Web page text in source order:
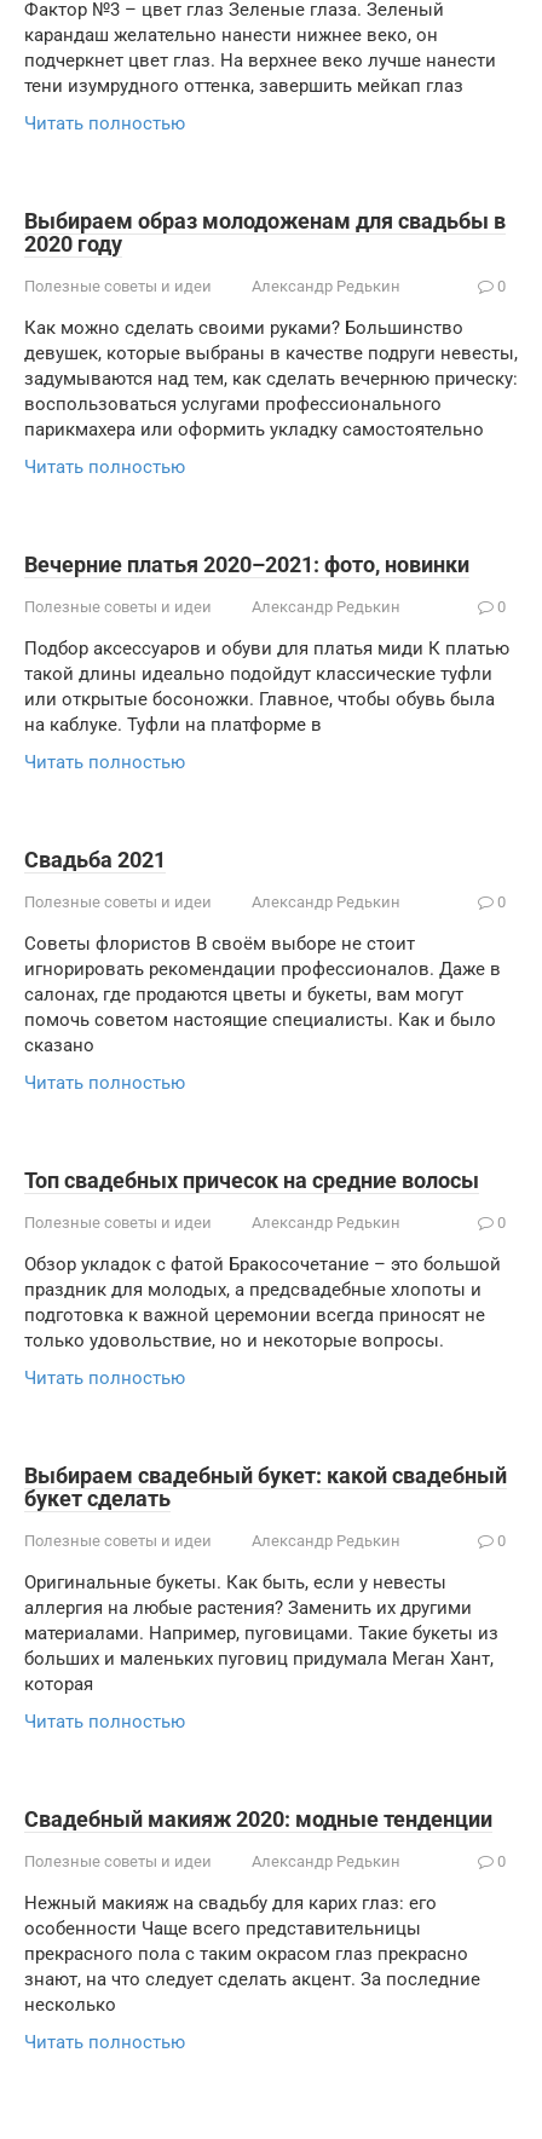
Фактор №3 – цвет глаз Зеленые глаза. Зеленый
карандаш желательно нанести нижнее веко, он
подчеркнет цвет глаз. На верхнее веко лучше нанести
тени изумрудного оттенка, завершить мейкап глаз
Читать полностью
Выбираем образ молодоженам для свадьбы в
2020 году
Полезные советы и идеи Александр Редькин 0
Как можно сделать своими руками? Большинство
девушек, которые выбраны в качестве подруги невесты,
задумываются над тем, как сделать вечернюю прическу:
воспользоваться услугами профессионального
парикмахера или оформить укладку самостоятельно
Читать полностью
Вечерние платья 2020–2021: фото, новинки
Полезные советы и идеи Александр Редькин 0
Подбор аксессуаров и обуви для платья миди К платью
такой длины идеально подойдут классические туфли
или открытые босоножки. Главное, чтобы обувь была
на каблуке. Туфли на платформе в
Читать полностью
Свадьба 2021
Полезные советы и идеи Александр Редькин 0
Советы флористов В своём выборе не стоит
игнорировать рекомендации профессионалов. Даже в
салонах, где продаются цветы и букеты, вам могут
помочь советом настоящие специалисты. Как и было
сказано
Читать полностью
Топ свадебных причесок на средние волосы
Полезные советы и идеи Александр Редькин 0
Обзор укладок с фатой Бракосочетание – это большой
праздник для молодых, а предсвадебные хлопоты и
подготовка к важной церемонии всегда приносят не
только удовольствие, но и некоторые вопросы.
Читать полностью
Выбираем свадебный букет: какой свадебный
букет сделать
Полезные советы и идеи Александр Редькин 0
Оригинальные букеты. Как быть, если у невесты
аллергия на любые растения? Заменить их другими
материалами. Например, пуговицами. Такие букеты из
больших и маленьких пуговиц придумала Меган Хант,
которая
Читать полностью
Свадебный макияж 2020: модные тенденции
Полезные советы и идеи Александр Редькин 0
Нежный макияж на свадьбу для карих глаз: его
особенности Чаще всего представительницы
прекрасного пола с таким окрасом глаз прекрасно
знают, на что следует сделать акцент. За последние
несколько
Читать полностью